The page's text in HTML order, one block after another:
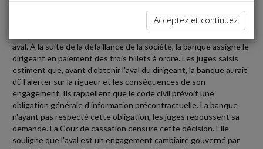
Une banque accorde à une société un crédit de trésorerie d'un
montant de 165 000 euros. Ce crédit est matérialisé par trois
aval. À la suite de la défaillance de la société, la banque assigne le
dirigeant en paiement des trois billets à ordre. Les juges saisis
estiment que, avant d'obtenir l'aval du dirigeant, la banque aurait
dû l'alerter sur la rigueur et les conséquences de son
engagement. Ils rappellent que le code civil prévoit une
obligation générale d'information précontractuelle. La banque
n'ayant pas respecté cette obligation, les juges repoussent sa
demande. La Cour de cassation censure cette décision. Elle
souligne que l'aval est un engagement cambiaire gouverné par
Acceptez et continuez